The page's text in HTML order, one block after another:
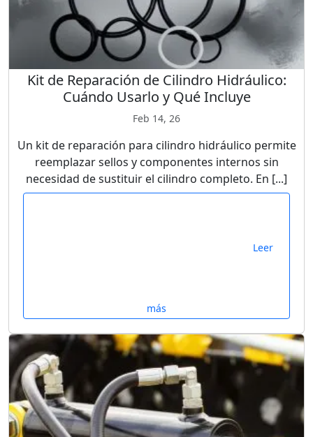
Kit de Reparación de Cilindro Hidráulico:
Cuándo Usarlo y Qué Incluye
Feb 14, 26
Un kit de reparación para cilindro hidráulico permite
reemplazar sellos y componentes internos sin
necesidad de sustituir el cilindro completo. En [...]
Leer
más